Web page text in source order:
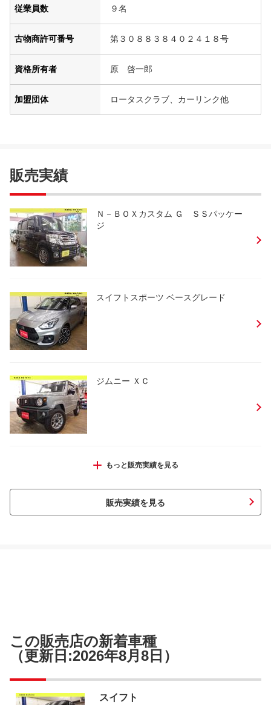
従業員数 ９名
古物商許可番号 第３０８８３８４０２４１８号
資格所有者 原 啓一郎
加盟団体 ロータスクラブ、カーリンク他
販売実績
Ｎ－ＢＯＸカスタム Ｇ ＳＳパッケー
ジ
スイフトスポーツ ベースグレード
ジムニー ＸＣ
エブリイ ＰＡ
ＭＩＮＩ クーパーＳ ベイズウオータ
ー
もっと販売実績を見る
販売実績を見る
この販売店の新着車種
（更新日:2026年8月8日）
スイフト